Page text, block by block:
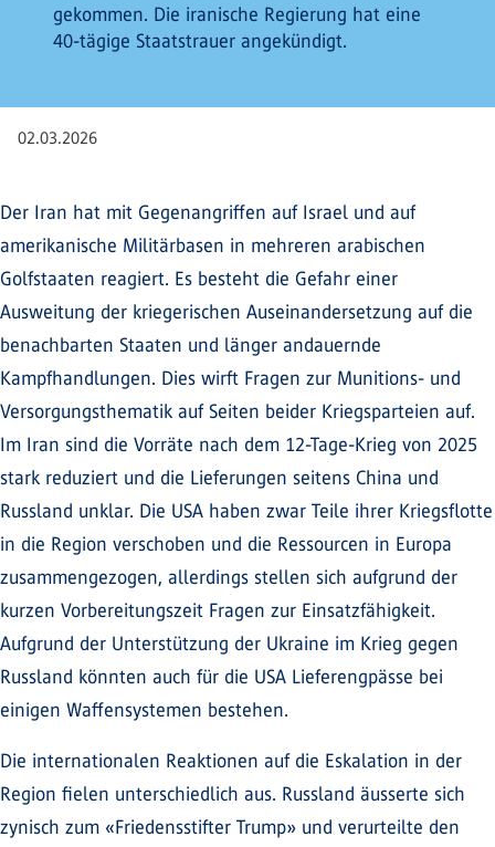
gekommen. Die iranische Regierung hat eine
40-tägige Staatstrauer angekündigt.
02.03.2026
Der Iran hat mit Gegenangriffen auf Israel und auf
amerikanische Militärbasen in mehreren arabischen
Golfstaaten reagiert. Es besteht die Gefahr einer
Ausweitung der kriegerischen Auseinandersetzung auf die
benachbarten Staaten und länger andauernde
Kampfhandlungen. Dies wirft Fragen zur Munitions- und
Versorgungsthematik auf Seiten beider Kriegsparteien auf.
Im Iran sind die Vorräte nach dem 12-Tage-Krieg von 2025
stark reduziert und die Lieferungen seitens China und
Russland unklar. Die USA haben zwar Teile ihrer Kriegsflotte
in die Region verschoben und die Ressourcen in Europa
zusammengezogen, allerdings stellen sich aufgrund der
kurzen Vorbereitungszeit Fragen zur Einsatzfähigkeit.
Aufgrund der Unterstützung der Ukraine im Krieg gegen
Russland könnten auch für die USA Lieferengpässe bei
einigen Waffensystemen bestehen.
Die internationalen Reaktionen auf die Eskalation in der
Region fielen unterschiedlich aus. Russland äusserte sich
zynisch zum «Friedensstifter Trump» und verurteilte den